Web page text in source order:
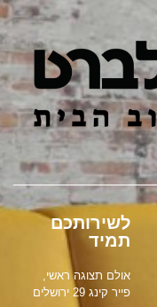
לשירותכם
תמיד
אולם תצוגה ראשי,
פייר קינג 29 ירושלים